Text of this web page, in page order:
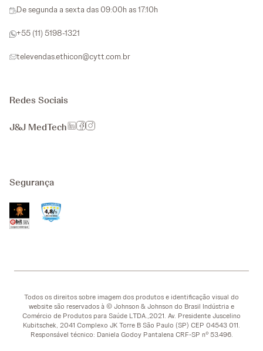
De segunda a sexta das 09:00h as 17:10h
+55 (11) 5198-1321
televendas.ethicon@cytt.com.br
Redes Sociais
J&J MedTech
Segurança
Todos os direitos sobre imagem dos produtos e identificação visual do
website são reservados à © Johnson & Johnson do Brasil Indústria e
Comércio de Produtos para Saúde LTDA.,2021. Av. Presidente Juscelino
Kubitschek, 2041 Complexo JK Torre B São Paulo (SP) CEP 04543 011.
Responsável técnico: Daniela Godoy Pantalena CRF-SP nº 53.496.